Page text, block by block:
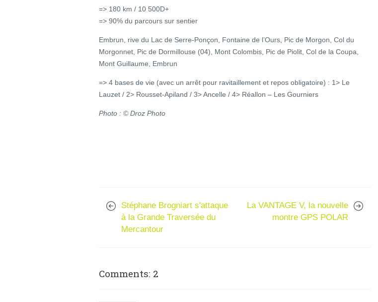
=> 180 km / 10 500D+
=> 90% du parcours sur sentier
Embrun, rive du Lac de Serre-Ponçon, Fontaine de l’Ours, Pic de Morgon, Col du
Morgonnet, Pic de Dormillouse (04), Mont Colombis, Pic de Piolit, Col de la Coupa,
Mont Guillaume, Embrun
=> 4 bases de vie (avec un arrêt pour ravitaillement et repos obligatoire) : 1> Le
Lauzet / 2> Rousset-Apiland / 3> Ancelle / 4> Réallon – Les Gourniers
Photo : © Droz Photo
Stéphane Brogniart s'attaque
à la Grande Traversée du
Mercantour
La VANTAGE V, la nouvelle
montre GPS POLAR
Comments: 2